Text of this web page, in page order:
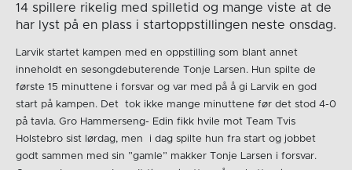
14 spillere rikelig med spilletid og mange viste at de
har lyst på en plass i startoppstillingen neste onsdag.
Larvik startet kampen med en oppstilling som blant annet
inneholdt en sesongdebuterende Tonje Larsen. Hun spilte de
første 15 minuttene i forsvar og var med på å gi Larvik en god
start på kampen. Det tok ikke mange minuttene før det stod 4-0
på tavla. Gro Hammerseng- Edin fikk hvile mot Team Tvis
Holstebro sist lørdag, men i dag spilte hun fra start og jobbet
godt sammen med sin ”gamle” makker Tonje Larsen i forsvar.